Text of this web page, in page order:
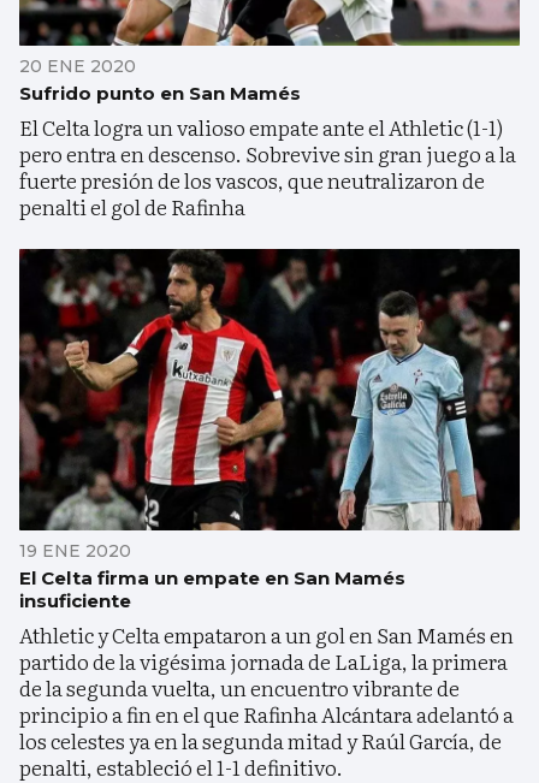
20 ENE 2020
Sufrido punto en San Mamés
El Celta logra un valioso empate ante el Athletic (1-1)
pero entra en descenso. Sobrevive sin gran juego a la
fuerte presión de los vascos, que neutralizaron de
penalti el gol de Rafinha
19 ENE 2020
El Celta firma un empate en San Mamés
insuficiente
Athletic y Celta empataron a un gol en San Mamés en
partido de la vigésima jornada de LaLiga, la primera
de la segunda vuelta, un encuentro vibrante de
principio a fin en el que Rafinha Alcántara adelantó a
los celestes ya en la segunda mitad y Raúl García, de
penalti, estableció el 1-1 definitivo.